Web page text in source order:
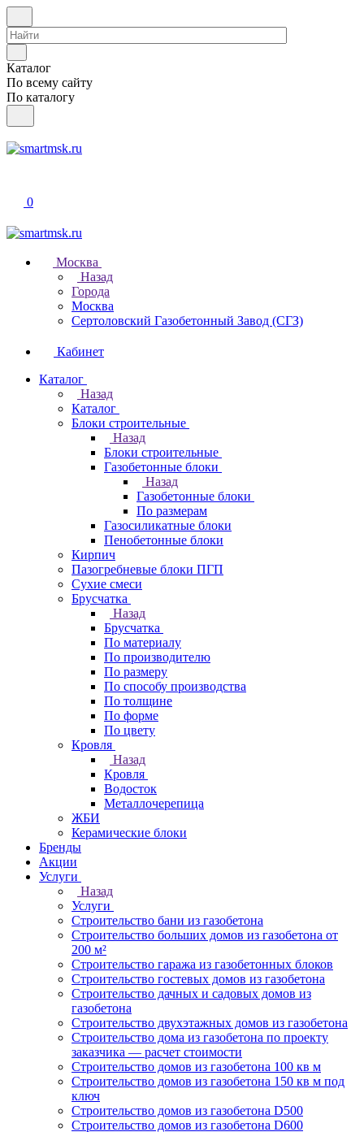
Каталог
По всему сайту
По каталогу
0
Москва
Назад
Города
Москва
Сертоловский Газобетонный Завод (СГЗ)
Кабинет
Каталог
Назад
Каталог
Блоки строительные
Назад
Блоки строительные
Газобетонные блоки
Назад
Газобетонные блоки
По размерам
Газосиликатные блоки
Пенобетонные блоки
Кирпич
Пазогребневые блоки ПГП
Сухие смеси
Брусчатка
Назад
Брусчатка
По материалу
По производителю
По размеру
По способу производства
По толщине
По форме
По цвету
Кровля
Назад
Кровля
Водосток
Металлочерепица
ЖБИ
Керамические блоки
Бренды
Акции
Услуги
Назад
Услуги
Строительство бани из газобетона
Строительство больших домов из газобетона от
200 м²
Строительство гаража из газобетонных блоков
Строительство гостевых домов из газобетона
Строительство дачных и садовых домов из
газобетона
Строительство двухэтажных домов из газобетона
Строительство дома из газобетона по проекту
заказчика — расчет стоимости
Строительство домов из газобетона 100 кв м
Строительство домов из газобетона 150 кв м под
ключ
Строительство домов из газобетона D500
Строительство домов из газобетона D600